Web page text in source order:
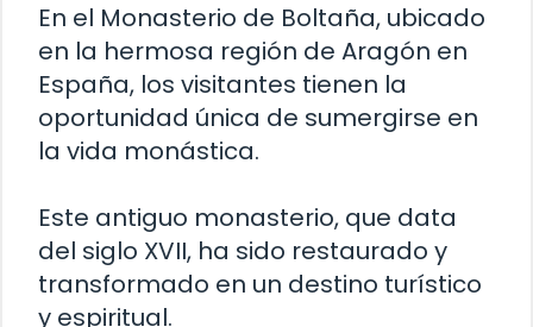
En el Monasterio de Boltaña, ubicado
en la hermosa región de Aragón en
España, los visitantes tienen la
oportunidad única de sumergirse en
la vida monástica.
Este antiguo monasterio, que data
del siglo XVII, ha sido restaurado y
transformado en un destino turístico
y espiritual.